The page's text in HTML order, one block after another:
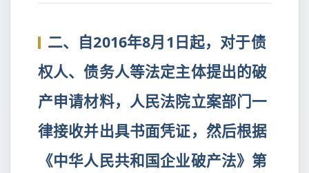
二、自2016年8月1日起，对于债
权人、债务人等法定主体提出的破
产申请材料，人民法院立案部门一
律接收并出具书面凭证，然后根据
《中华人民共和国企业破产法》第